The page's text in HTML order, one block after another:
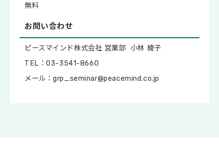
無料
お問い合わせ
ピースマインド株式会社 営業部 小林 綾子
TEL：03-3541-8660
メール：grp_seminar@peacemind.co.jp